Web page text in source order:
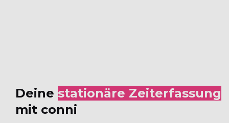
Deine stationäre Zeiterfassung
mit conni